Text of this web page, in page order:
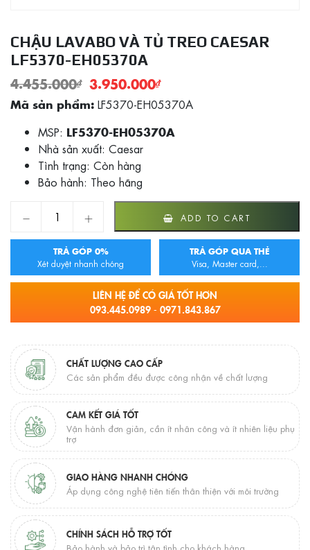
CHẬU LAVABO VÀ TỦ TREO CAESAR
LF5370-EH05370A
4.455.000₫ 3.950.000₫
Mã sản phẩm: LF5370-EH05370A
MSP: LF5370-EH05370A
Nhà sản xuất: Caesar
Tình trạng: Còn hàng
Bảo hành: Theo hãng
CHẬU LAVABO VÀ TỦ TREO CAESAR LF5370-EH05370A
ADD TO CART
TRẢ GÓP 0%
Xét duyệt nhanh chóng
TRẢ GÓP QUA THẺ
Visa, Master card,...
LIÊN HỆ ĐỂ CÓ GIÁ TỐT HƠN
093.445.0989 - 0971.843.867
CHẤT LƯỢNG CAO CẤP
Các sản phẩm đều được công nhận về chất lượng
CAM KẾT GIÁ TỐT
Vận hành đơn giản, cần ít nhân công và ít nhiên liệu phụ
trợ
GIAO HÀNG NHANH CHÓNG
Áp dụng công nghệ tiên tiến thân thiện với môi trường
CHÍNH SÁCH HỖ TRỢ TỐT
Bảo hành và bảo trì tận tình cho khách hàng